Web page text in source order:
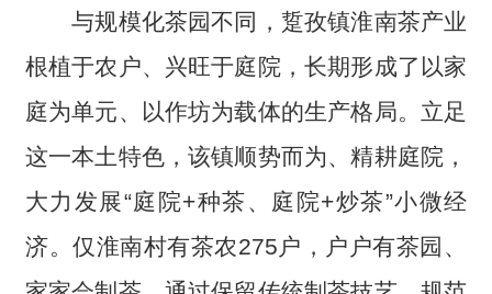
与规模化茶园不同，踅孜镇淮南茶产业
根植于农户、兴旺于庭院，长期形成了以家
庭为单元、以作坊为载体的生产格局。立足
这一本土特色，该镇顺势而为、精耕庭院，
大力发展“庭院+种茶、庭院+炒茶”小微经
济。仅淮南村有茶农275户，户户有茶园、